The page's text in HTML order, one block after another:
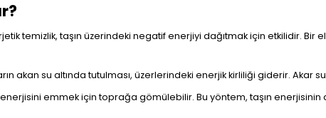
temizlik, taşın üzerindeki negatif enerjiyi dağıtmak için etkilidir. Bir
akan su altında tutulması, üzerlerindeki enerjik kirliliği giderir. Akar
emmek için toprağa gömülebilir. Bu yöntem, taşın enerjisinin